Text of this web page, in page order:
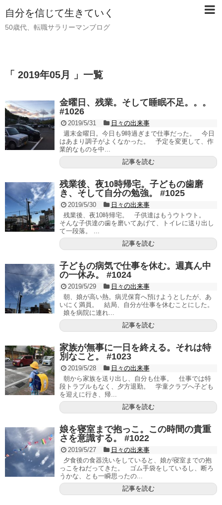
自分を信じて生きていく
50歳代、転職サラリーマンブログ
「 2019年05月 」一覧
金曜日、残業。そして睡眠不足。。。
#1026
2019/5/31
日々の出来事
週末金曜日。今日も9時過ぎまで仕事だった。 今日
はあまり調子がよくなかった。 予定を変更して、作
業的なものを中...
記事を読む
残業後、夜10時帰宅。子どもの歯磨
き、そして自分の勉強。 #1025
2019/5/30
日々の出来事
残業後、夜10時帰宅。 子供達はもうウトウト。
そんな子供達の歯を磨いてあげて、トイレに送り出し
て一段落。 ...
記事を読む
子どもの病気で仕事を休む。週真ん中
の一休み。 #1024
2019/5/29
日々の出来事
朝、娘が高い熱。病児保育へ預けようとしたが、あ
いにく満員。 結局、自分が仕事を休むことにした。
娘を病院に連れ...
記事を読む
家族が無事に一日を終える。それは特
別なこと。 #1023
2019/5/28
日々の出来事
朝から家族を送り出し、自分も仕事。 仕事では特
段トラブルもなく、夕方退勤。 学童クラブへ子ども
を迎えに行き、帰...
記事を読む
娘を寝室まで抱っこ。この時間の貴重
さを意識する。 #1022
2019/5/27
日々の出来事
夕食後の食器洗いをしていると、娘が寝室までの抱
っこをねだってきた。 ゴム手袋をしているし、断ろ
うかな、とも一瞬思ったの...
記事を読む